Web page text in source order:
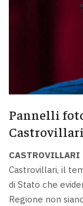
Pannelli
CASTROVILLARI
Castrovillari, il
di Stato che
Regione non